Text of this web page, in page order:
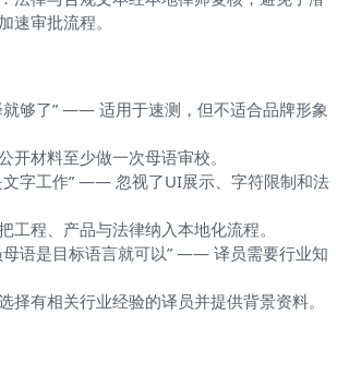
速审批流程。
就够了” —— 适用于速测，但不适合品牌形象
开材料至少做一次母语审校。
文字工作” —— 忽视了UI展示、字符限制和法
工程、产品与法律纳入本地化流程。
母语是目标语言就可以” —— 译员需要行业知
择有相关行业经验的译员并提供背景资料。